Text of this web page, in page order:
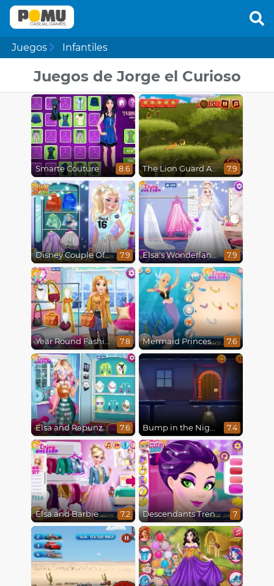
Juegos Infantiles
Juegos de Jorge el Curioso
Smarte Couture 8.6 The Lion Guard Assemble 7.9
Disney Couple Of The Year 7.9 Elsa's Wonderland Wedding 7.9
Year Round Fashionista Rapunzel 7.8 Mermaid Princesses 7.6
Elsa and Rapunzel Princess Rivalry 7.6 Bump in the Night 7.4
Elsa and Barbie Blind Date 7.2 Descendants Trendsetters 7